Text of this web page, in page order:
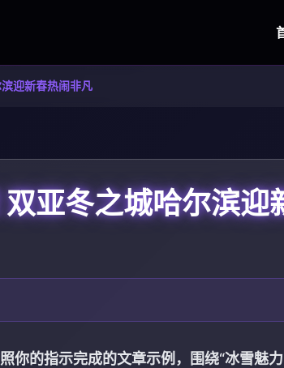
迎新春热闹非凡
亚冬之城哈尔滨迎
你的指示完成的文章示例，围绕“冰雪魅